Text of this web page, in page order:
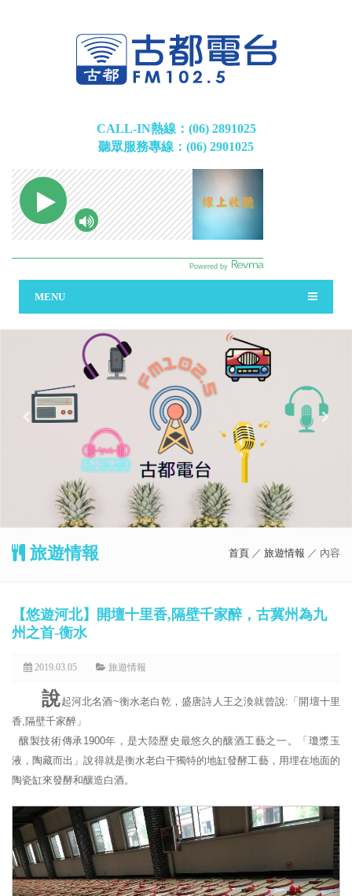
CALL-IN熱線：(06) 2891025
聽眾服務專線：(06) 2901025
MENU
旅遊情報 首頁 ／ 旅遊情報 ／ 內容
【悠遊河北】開壇十里香,隔壁千家醉，古冀州為九
州之首-衡水
2019.03.05 旅遊情報
說起河北名酒~衡水老白乾，盛唐詩人王之渙就曾說:「開壇十里
香,隔壁千家醉」
釀製技術傳承1900年，是大陸歷史最悠久的釀酒工藝之一。「瓊漿玉
液，陶藏而出」說得就是衡水老白干獨特的地缸發酵工藝，用埋在地面的
陶瓷缸來發酵和釀造白酒。